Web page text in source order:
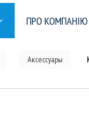
ПРО КОМПАНІЮ
Аксессуары